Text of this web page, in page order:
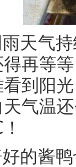
天气
再等
到阳
气温
的酱